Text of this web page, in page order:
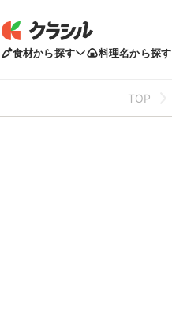
食材から探す 料理名から探す
TOP